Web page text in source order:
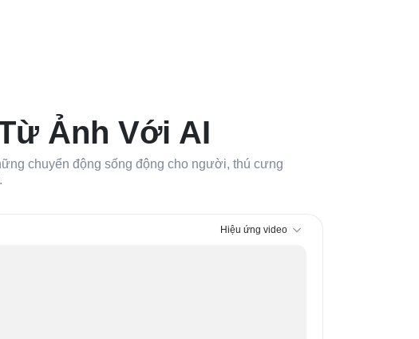
Ảnh Với AI
chuyển động sống động cho người, thú cưng
Hiệu ứng video